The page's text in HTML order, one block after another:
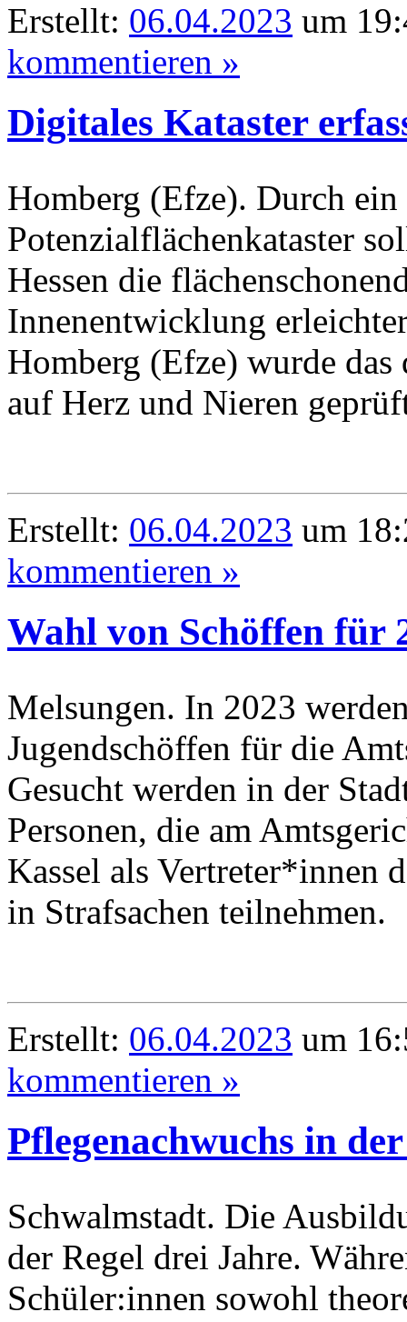
Erstellt: 06.04.2023 um
kommentieren »
Digitales Kataster
Homberg (Efze). Durch
Potenzialflächenkataster
Hessen die
Innenentwicklung
Homberg (Efze) wurde
auf Herz und Nieren
Erstellt: 06.04.2023 um
kommentieren »
Wahl von Schöffen für
Melsungen. In 2023
Jugendschöffen für die
Gesucht werden in der
Personen, die am
Kassel als Vertreter*innen
in Strafsachen teilnehmen.
Erstellt: 06.04.2023 um
kommentieren »
Pflegenachwuchs in
Schwalmstadt. Die
der Regel drei Jahre.
Schüler:innen sowohl